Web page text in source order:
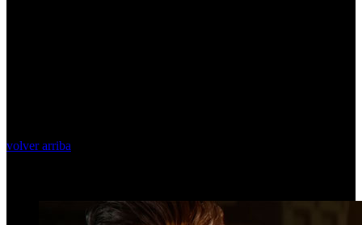
volver arriba